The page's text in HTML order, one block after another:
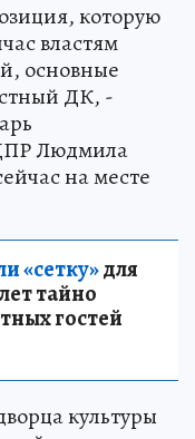
которую
властям
основные
ДК, -
Людмила
на месте
«сетку»для
тайно
гостей
культуры